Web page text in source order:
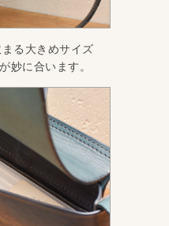
る大きめサイズ
妙に合います。